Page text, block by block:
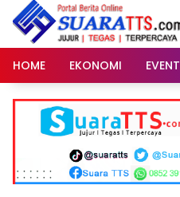
Langsung
konten
HOME
EKONOMI EVENT